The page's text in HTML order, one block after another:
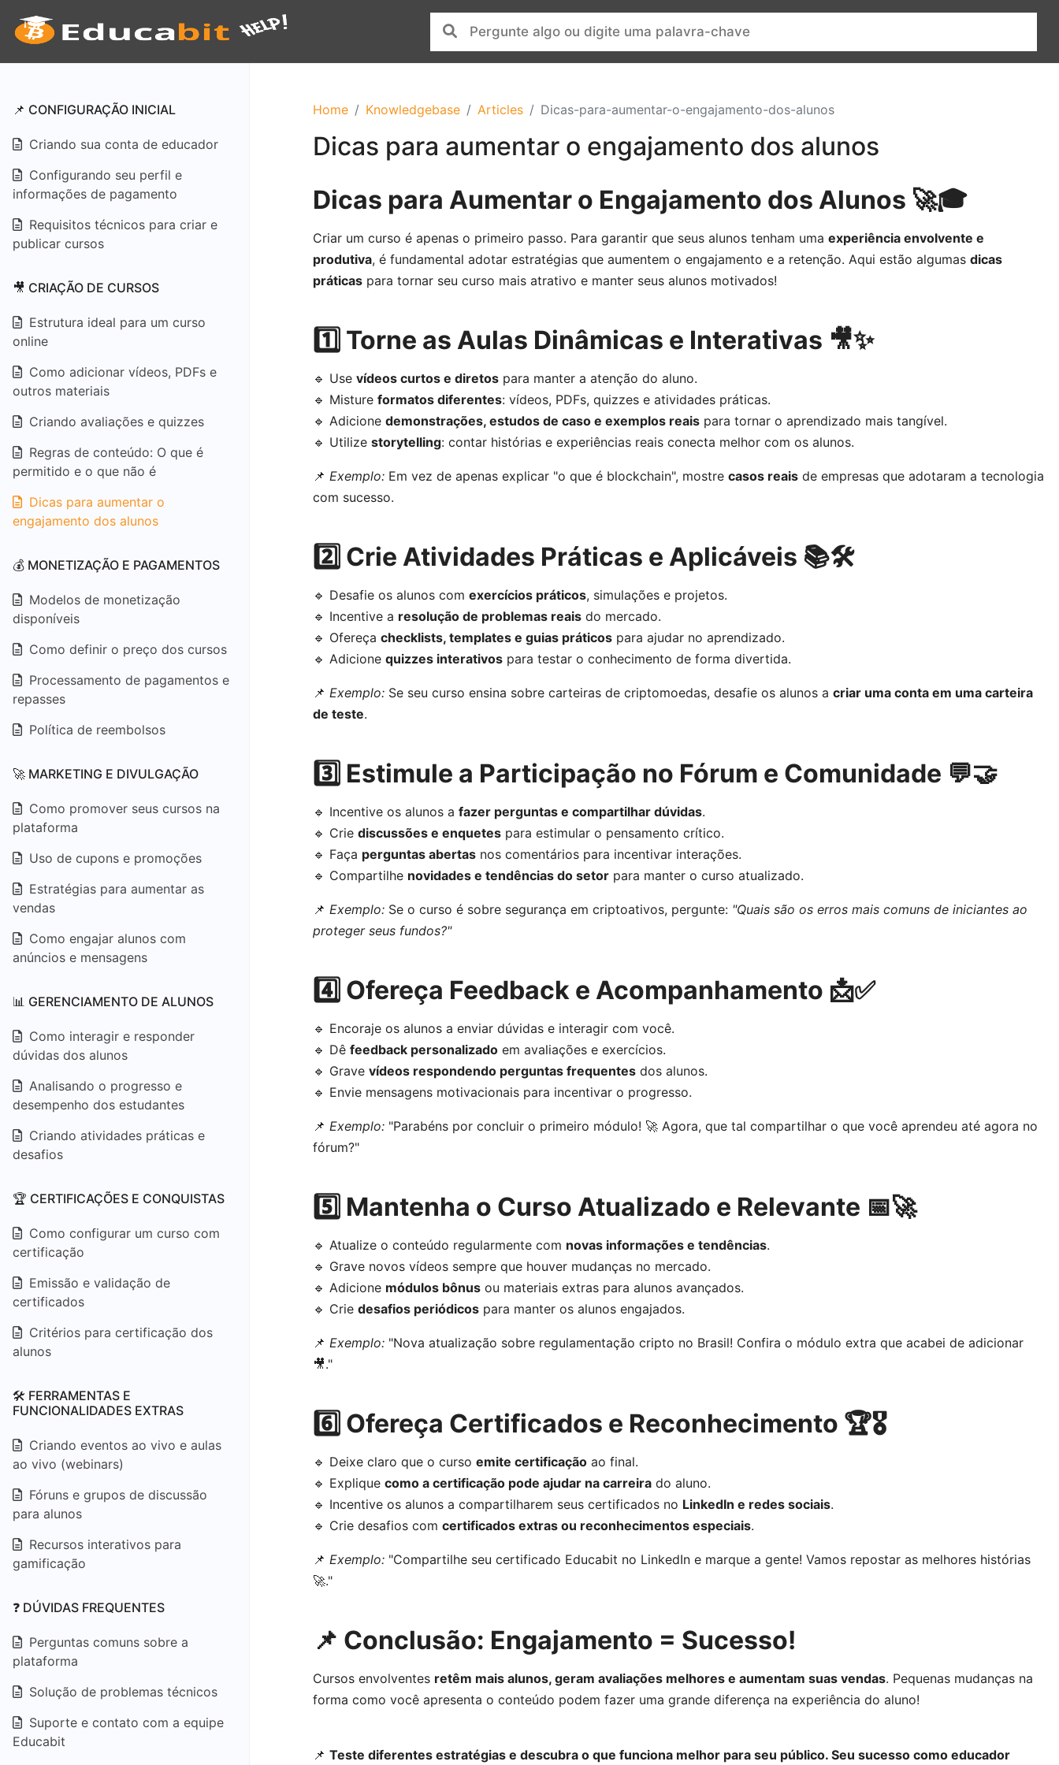
📌 CONFIGURAÇÃO INICIAL
Criando sua conta de educador
Configurando seu perfil e
informações de pagamento
Requisitos técnicos para criar e
publicar cursos
🎥 CRIAÇÃO DE CURSOS
Estrutura ideal para um curso
online
Como adicionar vídeos, PDFs e
outros materiais
Criando avaliações e quizzes
Regras de conteúdo: O que é
permitido e o que não é
Dicas para aumentar o
engajamento dos alunos
💰 MONETIZAÇÃO E PAGAMENTOS
Modelos de monetização
disponíveis
Como definir o preço dos cursos
Processamento de pagamentos e
repasses
Política de reembolsos
🚀 MARKETING E DIVULGAÇÃO
Como promover seus cursos na
plataforma
Uso de cupons e promoções
Estratégias para aumentar as
vendas
Como engajar alunos com
anúncios e mensagens
📊 GERENCIAMENTO DE ALUNOS
Como interagir e responder
dúvidas dos alunos
Analisando o progresso e
desempenho dos estudantes
Criando atividades práticas e
desafios
🏆 CERTIFICAÇÕES E CONQUISTAS
Como configurar um curso com
certificação
Emissão e validação de
certificados
Critérios para certificação dos
alunos
🛠️ FERRAMENTAS E
FUNCIONALIDADES EXTRAS
Criando eventos ao vivo e aulas
ao vivo (webinars)
Fóruns e grupos de discussão
para alunos
Recursos interativos para
gamificação
❓ DÚVIDAS FREQUENTES
Perguntas comuns sobre a
plataforma
Solução de problemas técnicos
Suporte e contato com a equipe
Educabit
Home Knowledgebase Articles Dicas-para-aumentar-o-engajamento-dos-alunos
Dicas para aumentar o engajamento dos alunos
Dicas para Aumentar o Engajamento dos Alunos 🚀🎓
Criar um curso é apenas o primeiro passo. Para garantir que seus alunos tenham uma experiência envolvente e
produtiva, é fundamental adotar estratégias que aumentem o engajamento e a retenção. Aqui estão algumas dicas
práticas para tornar seu curso mais atrativo e manter seus alunos motivados!
1️⃣ Torne as Aulas Dinâmicas e Interativas 🎥✨
🔹 Use vídeos curtos e diretos para manter a atenção do aluno.
🔹 Misture formatos diferentes: vídeos, PDFs, quizzes e atividades práticas.
🔹 Adicione demonstrações, estudos de caso e exemplos reais para tornar o aprendizado mais tangível.
🔹 Utilize storytelling: contar histórias e experiências reais conecta melhor com os alunos.
📌 Exemplo: Em vez de apenas explicar "o que é blockchain", mostre casos reais de empresas que adotaram a tecnologia
com sucesso.
2️⃣ Crie Atividades Práticas e Aplicáveis 📚🛠️
🔹 Desafie os alunos com exercícios práticos, simulações e projetos.
🔹 Incentive a resolução de problemas reais do mercado.
🔹 Ofereça checklists, templates e guias práticos para ajudar no aprendizado.
🔹 Adicione quizzes interativos para testar o conhecimento de forma divertida.
📌 Exemplo: Se seu curso ensina sobre carteiras de criptomoedas, desafie os alunos a criar uma conta em uma carteira
de teste.
3️⃣ Estimule a Participação no Fórum e Comunidade 💬🤝
🔹 Incentive os alunos a fazer perguntas e compartilhar dúvidas.
🔹 Crie discussões e enquetes para estimular o pensamento crítico.
🔹 Faça perguntas abertas nos comentários para incentivar interações.
🔹 Compartilhe novidades e tendências do setor para manter o curso atualizado.
📌 Exemplo: Se o curso é sobre segurança em criptoativos, pergunte: "Quais são os erros mais comuns de iniciantes ao
proteger seus fundos?"
4️⃣ Ofereça Feedback e Acompanhamento 📩✅
🔹 Encoraje os alunos a enviar dúvidas e interagir com você.
🔹 Dê feedback personalizado em avaliações e exercícios.
🔹 Grave vídeos respondendo perguntas frequentes dos alunos.
🔹 Envie mensagens motivacionais para incentivar o progresso.
📌 Exemplo: "Parabéns por concluir o primeiro módulo! 🚀 Agora, que tal compartilhar o que você aprendeu até agora no
fórum?"
5️⃣ Mantenha o Curso Atualizado e Relevante 📅🚀
🔹 Atualize o conteúdo regularmente com novas informações e tendências.
🔹 Grave novos vídeos sempre que houver mudanças no mercado.
🔹 Adicione módulos bônus ou materiais extras para alunos avançados.
🔹 Crie desafios periódicos para manter os alunos engajados.
📌 Exemplo: "Nova atualização sobre regulamentação cripto no Brasil! Confira o módulo extra que acabei de adicionar
🎥."
6️⃣ Ofereça Certificados e Reconhecimento 🏆🎖️
🔹 Deixe claro que o curso emite certificação ao final.
🔹 Explique como a certificação pode ajudar na carreira do aluno.
🔹 Incentive os alunos a compartilharem seus certificados no LinkedIn e redes sociais.
🔹 Crie desafios com certificados extras ou reconhecimentos especiais.
📌 Exemplo: "Compartilhe seu certificado Educabit no LinkedIn e marque a gente! Vamos repostar as melhores histórias
🚀."
📌 Conclusão: Engajamento = Sucesso!
Cursos envolventes retêm mais alunos, geram avaliações melhores e aumentam suas vendas. Pequenas mudanças na
forma como você apresenta o conteúdo podem fazer uma grande diferença na experiência do aluno!
📌 Teste diferentes estratégias e descubra o que funciona melhor para seu público. Seu sucesso como educador